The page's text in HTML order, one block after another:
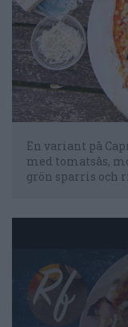
En variant på
med tomatsås,
grön sparris och